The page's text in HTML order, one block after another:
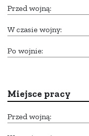
Przed wojną:
W czasie wojny:
Po wojnie:
Miejsce pracy
Przed wojną: